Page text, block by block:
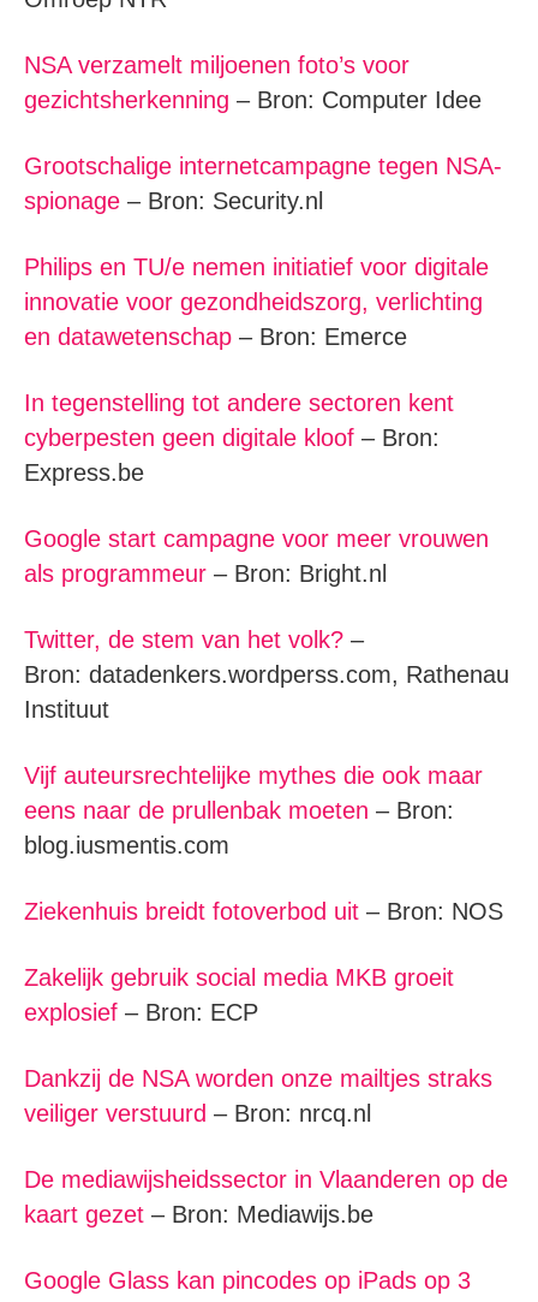
NSA verzamelt miljoenen foto’s voor
gezichtsherkenning – Bron: Computer Idee
Grootschalige internetcampagne tegen NSA-
spionage – Bron: Security.nl
Philips en TU/e nemen initiatief voor digitale
innovatie voor gezondheidszorg, verlichting
en datawetenschap – Bron: Emerce
In tegenstelling tot andere sectoren kent
cyberpesten geen digitale kloof – Bron:
Express.be
Google start campagne voor meer vrouwen
als programmeur – Bron: Bright.nl
Twitter, de stem van het volk? –
Bron: datadenkers.wordperss.com, Rathenau
Instituut
Vijf auteursrechtelijke mythes die ook maar
eens naar de prullenbak moeten – Bron:
blog.iusmentis.com
Ziekenhuis breidt fotoverbod uit – Bron: NOS
Zakelijk gebruik social media MKB groeit
explosief – Bron: ECP
Dankzij de NSA worden onze mailtjes straks
veiliger verstuurd – Bron: nrcq.nl
De mediawijsheidssector in Vlaanderen op de
kaart gezet – Bron: Mediawijs.be
Google Glass kan pincodes op iPads op 3